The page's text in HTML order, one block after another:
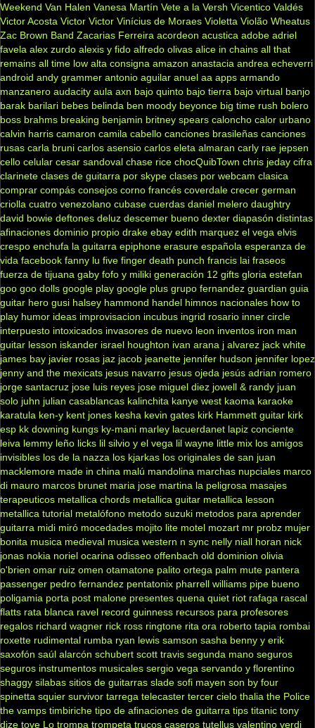
Weekend Van Halen Vanesa Martín Vete a la Versh Vicentico Valdés
Victor Acosta Victor Victor Vinícius de Moraes Violetta Violão Wheatus
Zac Brown Band Zacarias Ferreira acordeon acustica adobe adriel
favela alex zurdo alexis y fido alfredo olivas alice in chains all that
remains all time low alta consigna amazon anastacia andrea echeverri
android andy grammer antonio aguilar anuel aa apps armando
manzanero audacity aula axn bajo quinto bajo tierra bajo virtual banjo
barak barilari bebes belinda ben moody beyonce big time rush bolero
boss brahms breaking benjamin britney spears caloncho calor urbano
calvin harris camaron camila cabello canciones brasileñas canciones
rusas carla bruni carlos asensio carlos eleta almaran carly rae jepsen
cello celular cesar sandoval chase rice chocQuibTown chris jeday cifra
clarinete clases de guitarra por skype clases por webcam clasica
comprar compás consejos corno francés coverdale crecer german
criolla cuatro venezolano cubase cuerdas daniel melero daughtry
david bowie deftones deluz descemer bueno dexter diapasón distintas
afinaciones dominio propio drake ebay edith marquez el vega elvis
crespo enchufa la guitarra epiphone erasure española esperanza de
vida facebook fanny lu five finger death punch francis lai fraseos
fuerza de tijuana gaby fofo y miliki generación 12 gifts gloria estefan
goo goo dolls google play google plus grupo fernandez guardian guia
guitar hero gusi halsey hammond handel himnos nacionales how to
play humor ideas improvisacion incubus ingrid rosario inner circle
interpuesto intoxicados invasores de nuevo leon inventos iron man
guitar lesson iskander israel houghton ivan arana j alvarez jack white
james bay javier rosas jaz jacob jeanette jennifer hudson jennifer lopez
jenny and the mexicats jesus navarro jesus ojeda jesús adrian romero
jorge santacruz jose luis reyes jose miguel diez jowell & randy juan
solo juhn julian casablancas kalinchita kanye west kaoma karaoke
karatula ken-y kent jones kesha kevin gates kirk Hammett guitar kirk
esp kk downing kungs ky-mani marley lacuerdanet lapiz conciente
leiva lemmy leño licks lil silvio y el vega lil wayne little mix los amigos
invisibles los de la nazza los kjarkas los originales de san juan
macklemore made in china malú mandolina marchas nupciales marco
di mauro marcos brunet maria jose martina la peligrosa masajes
terapeuticos metallica chords metallica guitar metallica lesson
metallica tutorial metalófono metodo suzuki metodos para aprender
guitarra midi miró mocedades mojito lite motel mozart mr probz mujer
bonita musica medieval musica western n sync nelly niall horan nick
jonas nokia noriel ocarina odisseo offenbach old dominion olivia
o'brien omar ruiz omen otamatone palito ortega palm mute pantera
passenger pedro fernandez pentatonix pharrell williams pipe bueno
poligamia porta post malone presentes quena quiet riot rafaga rascal
flatts rata blanca ravel record guinness recursos para profesores
regalos richard wagner rick ross ringtone rita ora roberto tapia rombai
roxette rudimental rumba ryan lewis samson sasha benny y erik
saxofón saúl alarcón schubert scott travis segunda mano seguros
seguros instrumentos musicales sergio vega servando y florentino
shaggy silabas sitios de guitarras slade sofi mayen son by four
spinetta squier survivor tarrega telecaster tercer cielo thalia the Police
the vamps timbiriche tipo de afinaciones de guitarra tips titanic tony
dize tove Lo trompa trompeta trucos caseros tutellus valentino verdi